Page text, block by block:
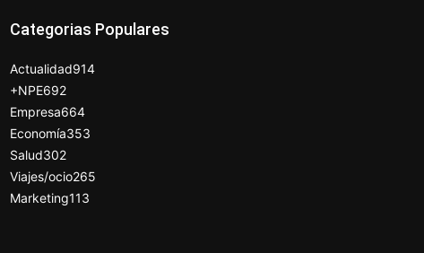
Categorias Populares
Actualidad914
+NPE692
Empresa664
Economía353
Salud302
Viajes/ocio265
Marketing113